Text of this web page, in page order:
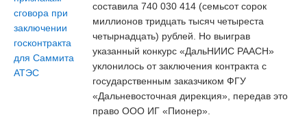
составила 740 030 414 (семьсот сорок
миллионов тридцать тысяч четыреста
четырнадцать) рублей. Но выиграв
указанный конкурс «ДальНИИС РААСН»
уклонилось от заключения контракта с
государственным заказчиком ФГУ
«Дальневосточная дирекция», передав это
право ООО ИГ «Пионер».